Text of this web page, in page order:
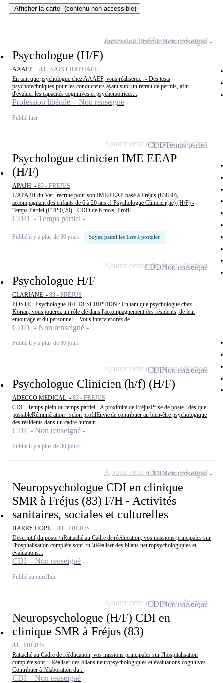
Afficher la carte (contenu non-accessible)
Psychologue (H/F)
AAAEP - 83 - SAINT-RAPHAËL
En tant que psychologue chez AAAEP, vous réaliserez : - Des tests
psychotechniques pour les conducteurs ayant subi un retrait de permis, afin
d'évaluer les capacités cognitives et psychomotrices...
Profession libérale - Non renseigné
Publié hier
Profession libéraleNon renseigné
Ajouter cette offre à ma sélection
Psychologue clinicien IME EEAP
(H/F)
APAJH - 83 - FREJUS
L'APAJH du Var- recrute pour son IME/EEAP basé à Fréjus (83830),
accompagnant des enfants de 6 à 20 ans :1 Psychologue Clinicien(ne) (H/F) -
Temps Partiel (ETP 0,70) - CDD de 6 mois. Profil :...
CDD - Temps partiel
Publié il y a plus de 30 jours Soyez parmi les 1ers à postuler
CDDTemps partiel
Ajouter cette offre à ma sélection
Psychologue H/F
CLARIANE - 83 - FRÉJUS
POSTE : Psychologue H/F DESCRIPTION : En tant que psychologue chez
Korian, vous jouerez un rôle clé dans l'accompagnement des résidents, de leur
entourage et du personnel. - Vous interviendrez de...
CDD - Non renseigné
Publié il y a plus de 30 jours
CDDNon renseigné
Ajouter cette offre à ma sélection
Psychologue Clinicien (h/f) (H/F)
ADECCO MEDICAL - 83 - FRÉJUS
CDI - Temps plein ou temps partiel - A proximité de FréjusPrise de poste : dès que
possibleRémunération : selon profilEnvie de contribuer au bien-être psychologique
des résidents dans un cadre humain...
CDI - Non renseigné
Publié il y a plus de 30 jours
CDINon renseigné
Ajouter cette offre à ma sélection
Neuropsychologue CDI en clinique
SMR à Fréjus (83) F/H - Activités
sanitaires, sociales et culturelles
HARRY HOPE - 83 - FRÉJUS
Descriptif du poste:\nRattaché au Cadre de rééducation, vos missions principales sur
l'hospitalisation complète sont :\n-\tRéaliser des bilans neuropsychologiques et
évaluations...
CDI - Non renseigné
Publié aujourd'hui
CDINon renseigné
Ajouter cette offre à ma sélection
Neuropsychologue (H/F) CDI en
clinique SMR à Fréjus (83)
83 - FRÉJUS
Rattaché au Cadre de rééducation, vos missions principales sur l'hospitalisation
complète sont :- Réaliser des bilans neuropsychologiques et évaluations cognitives-
Contribuer à l'élaboration du...
CDI - Non renseigné
CDINon renseigné
Ajouter cette offre à ma sélection